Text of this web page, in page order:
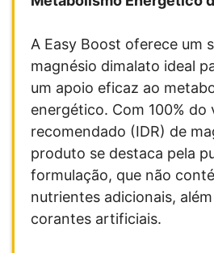
A Easy Boost oferece um
magnésio dimalato ideal
um apoio eficaz ao
energético. Com 100% do
recomendado (IDR) de
produto se destaca pela
formulação, que não
nutrientes adicionais,
corantes artificiais.